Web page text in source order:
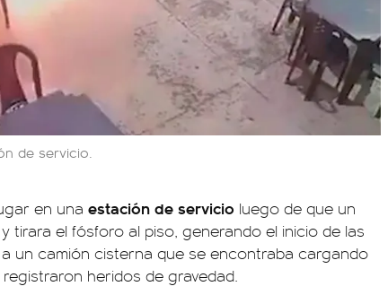
de servicio.
en una estación de servicio luego de que un
tirara el fósforo al piso, generando el inicio de las
un camión cisterna que se encontraba cargando
heridos de gravedad.